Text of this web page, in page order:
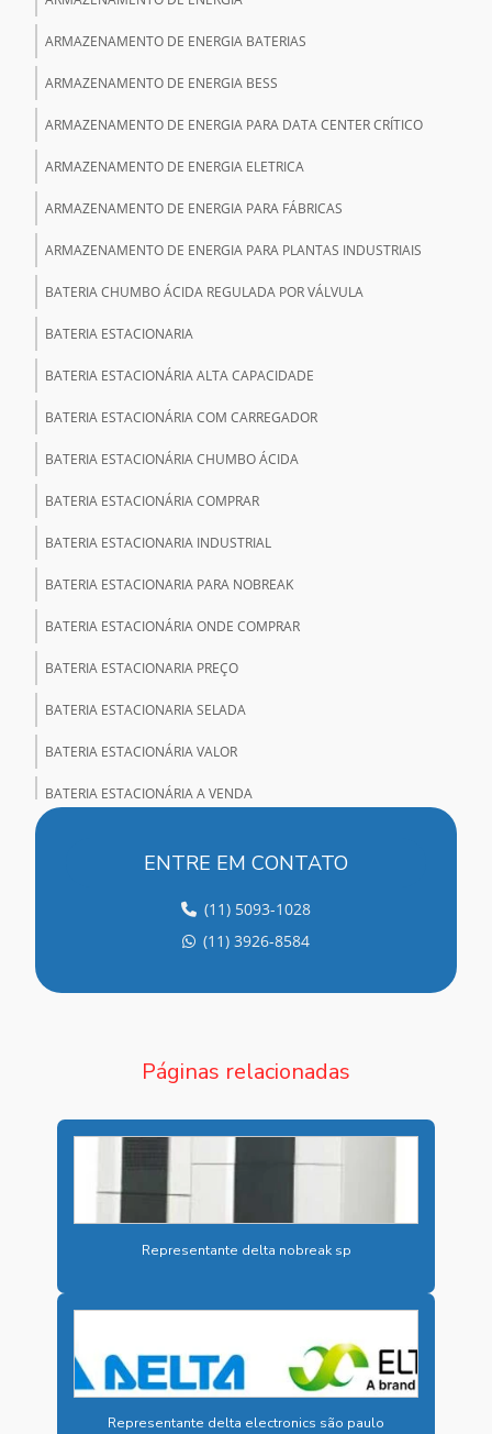
ARMAZENAMENTO DE ENERGIA BATERIAS
ARMAZENAMENTO DE ENERGIA BESS
ARMAZENAMENTO DE ENERGIA PARA DATA CENTER CRÍTICO
ARMAZENAMENTO DE ENERGIA ELETRICA
ARMAZENAMENTO DE ENERGIA PARA FÁBRICAS
ARMAZENAMENTO DE ENERGIA PARA PLANTAS INDUSTRIAIS
BATERIA CHUMBO ÁCIDA REGULADA POR VÁLVULA
BATERIA ESTACIONARIA
BATERIA ESTACIONÁRIA ALTA CAPACIDADE
BATERIA ESTACIONÁRIA COM CARREGADOR
BATERIA ESTACIONÁRIA CHUMBO ÁCIDA
BATERIA ESTACIONÁRIA COMPRAR
BATERIA ESTACIONARIA INDUSTRIAL
BATERIA ESTACIONARIA PARA NOBREAK
BATERIA ESTACIONÁRIA ONDE COMPRAR
BATERIA ESTACIONARIA PREÇO
BATERIA ESTACIONARIA SELADA
BATERIA ESTACIONÁRIA VALOR
BATERIA ESTACIONÁRIA A VENDA
BATERIA SELADA PARA NOBREAK
BATERIAS PARA ARMAZENAMENTO DE ENERGIA
BATERIAS CHUMBO ÁCIDAS
BATERIAS CHUMBO ÁCIDAS ESTACIONÁRIAS
BATERIAS INDUSTRIAIS PREÇO
BESS PARA ENERGIA SOLAR
BESS PARA SUBESTAÇÕES DE ENERGIA
CARREGADOR 125VCC
ENTRE EM CONTATO
(11) 5093-1028
(11) 3926-8584
Páginas relacionadas
Representante delta nobreak sp
Representante delta electronics são paulo